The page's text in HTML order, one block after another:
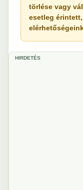
törlése vagy
esetleg
HIRDETÉS